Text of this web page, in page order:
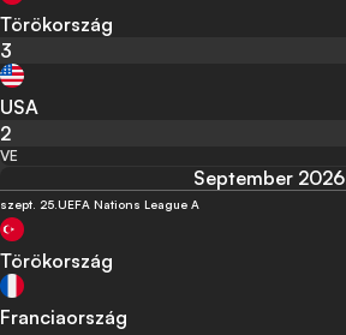
Törökország
3
USA
2
VE
September 2026
szept. 25.UEFA Nations League A
Törökország
Franciaország